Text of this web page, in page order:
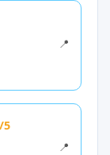
📍
5
📍